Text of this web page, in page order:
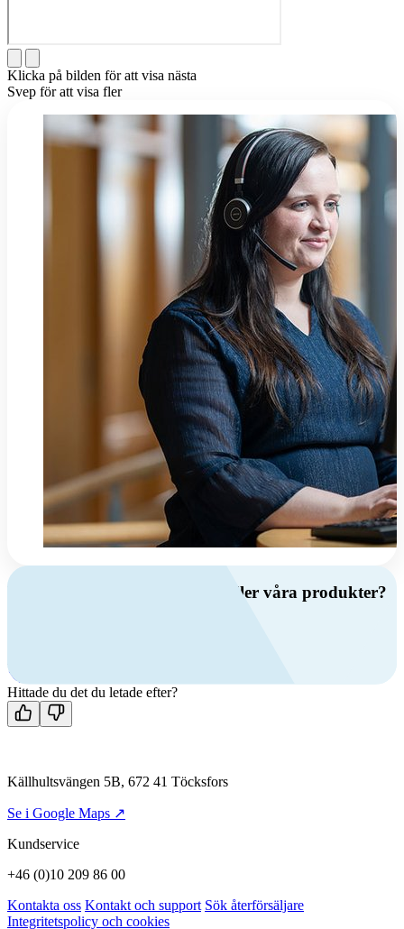
Klicka på bilden för att visa nästa
Svep för att visa fler
Har du frågor om ventilation eller våra produkter?
Kontakta oss
Hittade du det du letade efter?
Källhultsvängen 5B, 672 41 Töcksfors
Se i Google Maps ↗
Kundservice
+46 (0)10 209 86 00
Kontakta oss Kontakt och support Sök återförsäljare
Integritetspolicy och cookies